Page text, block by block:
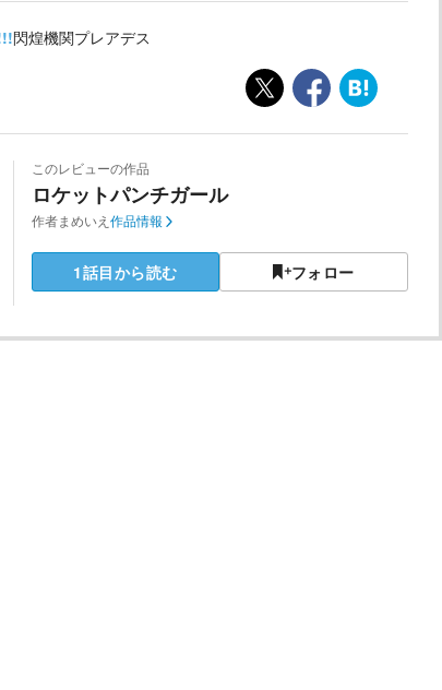
閃煌機関プレアデス
このレビューの作品
ロケットパンチガール
作者まめいえ 作品情報
1話目から読む フォロー